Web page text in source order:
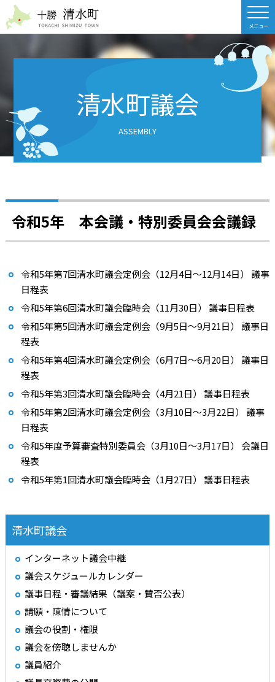
清水町議会
ASSEMBLY
清水町議会
インターネット議会中継
議会スケジュールカレンダー
議事日程・審議結果（議案・賛否公表）
請願・陳情について
議会の役割・権限
議会を傍聴しませんか
議員紹介
令和5年 本会議・特別委員会会議録
令和5年第7回清水町議会定例会（12月4日～12月14日） 議事
日程表
令和5年第6回清水町議会臨時会（11月30日） 議事日程表
令和5年第5回清水町議会定例会（9月5日～9月21日） 議事日
程表
令和5年第4回清水町議会定例会（6月7日～6月20日） 議事日
程表
令和5年第3回清水町議会臨時会（4月21日） 議事日程表
令和5年第2回清水町議会定例会（3月10日～3月22日） 議事
日程表
令和5年度予算審査特別委員会（3月10日～3月17日） 会議日
程表
令和5年第1回清水町議会臨時会（1月27日） 議事日程表